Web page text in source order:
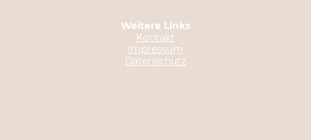
Weitere Links
Kontakt
Impressum
Datenschutz